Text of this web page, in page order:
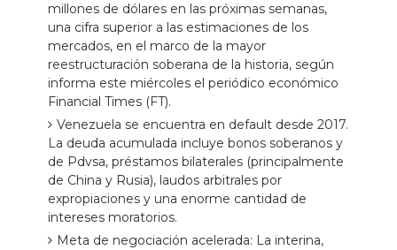
millones de dólares en las próximas semanas,
una cifra superior a las estimaciones de los
mercados, en el marco de la mayor
reestructuración soberana de la historia, según
informa este miércoles el periódico económico
Financial Times (FT).
Venezuela se encuentra en default desde 2017.
La deuda acumulada incluye bonos soberanos y
de Pdvsa, préstamos bilaterales (principalmente
de China y Rusia), laudos arbitrales por
expropiaciones y una enorme cantidad de
intereses moratorios.
Meta de negociación acelerada: La interina,